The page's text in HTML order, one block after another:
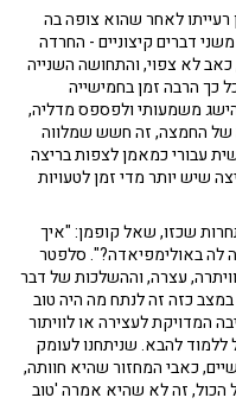
לאחר שהוא צופה בה
דברים קיצוניים - החרדה
לא צפוי, והתחושה השנייה
כך הרבה זמן בחמישייה
משמעותי ולפספס מדליה,
של החמצה, זה חשש שמלווה
עבורי כמאמן לצפות בריצה
שיש יותר מדי זמן לטעויות
שכזו, שאל קופמן: "איך
באולימפיאדה?". סלפטר
עצרה, וההשלכות של דבר
כזה זה לנתח מה היה טוב
המדויקת לעצירה או לוויתור
להבא. שניתחנו לעומק
כאבי המחזור שהיא חוותה,
הכול, זה לא שהיא אמרה 'טוב